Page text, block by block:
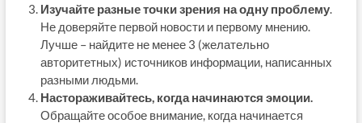
Изучайте разные точки зрения на одну проблему.
Не доверяйте первой новости и первому мнению.
Лучше – найдите не менее 3 (желательно
авторитетных) источников информации, написанных
разными людьми.
Настораживайтесь, когда начинаются эмоции.
Обращайте особое внимание, когда начинается